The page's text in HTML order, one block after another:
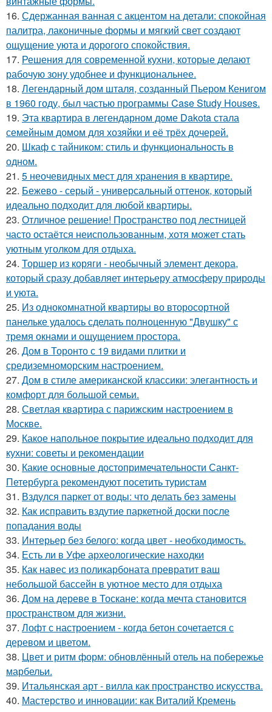
16. Сдержанная ванная с акцентом на детали: спокойная
палитра, лаконичные формы и мягкий свет создают
ощущение уюта и дорогого спокойствия.
17. Решения для современной кухни, которые делают
рабочую зону удобнее и функциональнее.
18. Легендарный дом шталя, созданный Пьером Кенигом
в 1960 году, был частью программы Case Study Houses.
19. Эта квартира в легендарном доме Dakota стала
семейным домом для хозяйки и её трёх дочерей.
20. Шкаф с тайником: стиль и функциональность в
одном.
21. 5 неочевидных мест для хранения в квартире.
22. Бежево - серый - универсальный оттенок, который
идеально подходит для любой квартиры.
23. Отличное решение! Пространство под лестницей
часто остаётся неиспользованным, хотя может стать
уютным уголком для отдыха.
24. Торшер из коряги - необычный элемент декора,
который сразу добавляет интерьеру атмосферу природы
и уюта.
25. Из однокомнатной квартиры во второсортной
панельке удалось сделать полноценную "Двушку" с
тремя окнами и ощущением простора.
26. Дом в Торонто с 19 видами плитки и
средиземноморским настроением.
27. Дом в стиле американской классики: элегантность и
комфорт для большой семьи.
28. Светлая квартира с парижским настроением в
Москве.
29. Какое напольное покрытие идеально подходит для
кухни: советы и рекомендации
30. Какие основные достопримечательности Санкт-
Петербурга рекомендуют посетить туристам
31. Вздулся паркет от воды: что делать без замены
32. Как исправить вздутие паркетной доски после
попадания воды
33. Интерьер без белого: когда цвет - необходимость.
34. Есть ли в Уфе археологические находки
35. Как навес из поликарбоната превратит ваш
небольшой бассейн в уютное место для отдыха
36. Дом на дереве в Тоскане: когда мечта становится
пространством для жизни.
37. Лофт с настроением - когда бетон сочетается с
деревом и цветом.
38. Цвет и ритм форм: обновлённый отель на побережье
марбельи.
39. Итальянская арт - вилла как пространство искусства.
40. Мастерство и инновации: как Виталий Кремень